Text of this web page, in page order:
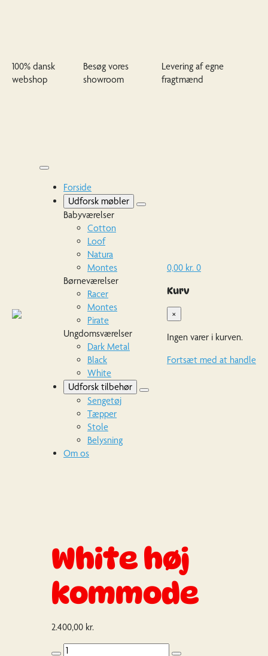
100% dansk
webshop
Besøg vores
showroom
Levering af egne
fragtmænd
Forside
Udforsk møbler
Babyværelser
Cotton
Loof
Natura
Montes
Børneværelser
Racer
Montes
Pirate
Ungdomsværelser
Dark Metal
Black
White
Udforsk tilbehør
Sengetøj
Tæpper
Stole
Belysning
Om os
0,00 kr. 0
Kurv
×
Ingen varer i kurven.
Fortsæt med at handle
White høj
kommode
2.400,00 kr.
White